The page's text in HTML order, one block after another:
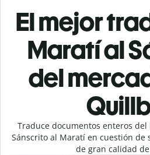
El mejor
Maratí al
del
Traduce documentos enteros
Sánscrito al Maratí en cuestión de
de gran calidad